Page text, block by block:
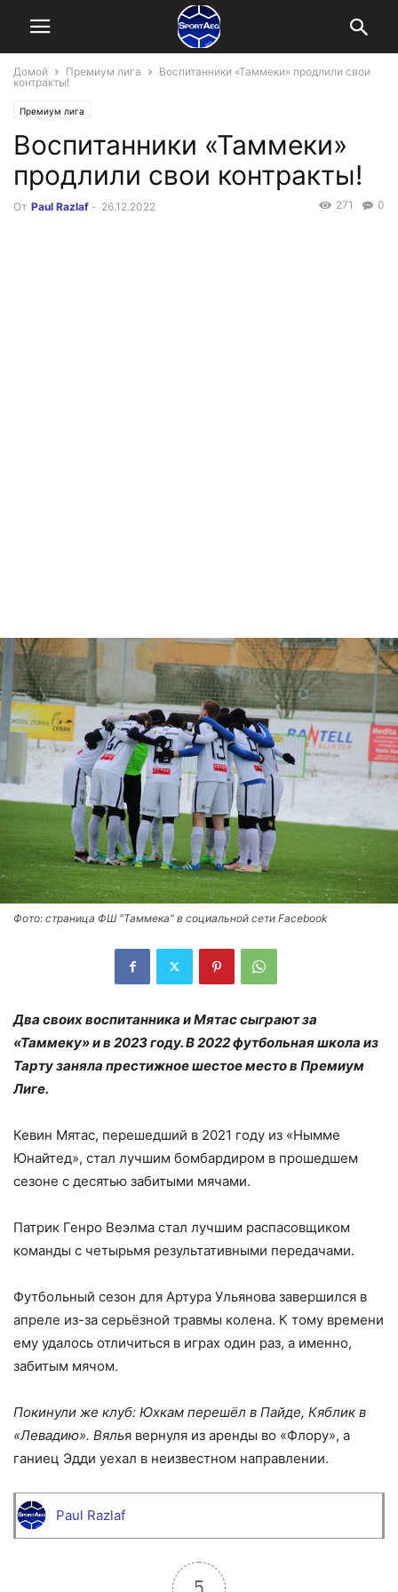
Домой Премиум лига
Воспитанники «Таммеки» продлили свои
контракты!
Премиум лига
Воспитанники «Таммеки»
продлили свои контракты!
От Paul Razlaf - 26.12.2022 0
271
Фото: страница ФШ "Таммека" в социальной сети Facebook
Два своих воспитанника и Мятас сыграют за
«Таммеку» и в 2023 году. В 2022 футбольная школа из
Тарту заняла престижное шестое место в Премиум
Лиге.
Кевин Мятас, перешедший в 2021 году из «Нымме
Юнайтед», стал лучшим бомбардиром в прошедшем
сезоне с десятью забитыми мячами.
Патрик Генро Веэлма стал лучшим распасовщиком
команды с четырьмя результативными передачами.
Футбольный сезон для Артура Ульянова завершился в
апреле из-за серьёзной травмы колена. К тому времени
ему удалось отличиться в играх один раз, а именно,
забитым мячом.
Покинули же клуб: Юхкам перешёл в Пайде, Кяблик в
«Левадию». Вялья вернуля из аренды во «Флору», а
ганиец Эдди уехал в неизвестном направлении.
Paul Razlaf